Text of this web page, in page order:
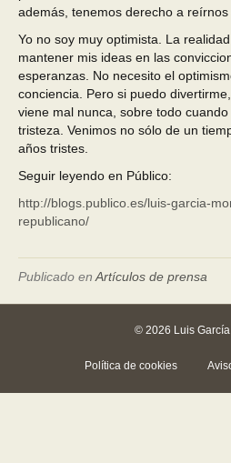
además, tenemos derecho a
Yo no soy muy optimista. La
mantener mis ideas en las
esperanzas. No necesito el
conciencia. Pero si puedo
viene mal nunca, sobre todo
tristeza. Venimos no sólo de un
años tristes.
Seguir leyendo en Público:
http://blogs.publico.es/luis-garcia-
republicano/
Publicado en Artículos de prensa
© 2026 Luis
Política de cookies